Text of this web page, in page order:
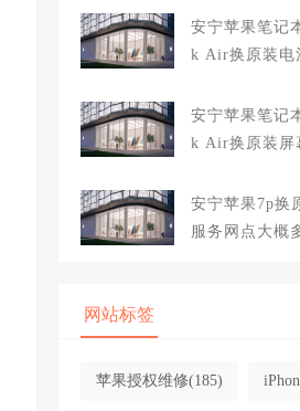
安宁苹果笔记
k Air换原装电
安宁苹果笔记
k Air换原装屏
安宁苹果7p换
服务网点大概
网站标签
苹果授权维修(185)